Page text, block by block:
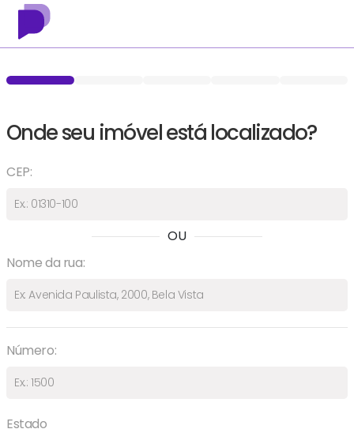
Onde seu imóvel está localizado?
CEP:
OU
Nome da rua:
Número:
Estado